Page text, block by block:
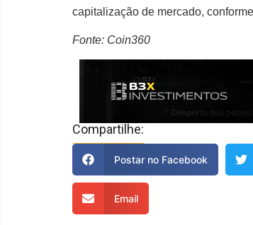
capitalização de mercado,
Fonte: Coin360
Compartilhe:
Postar no Facebook
Email